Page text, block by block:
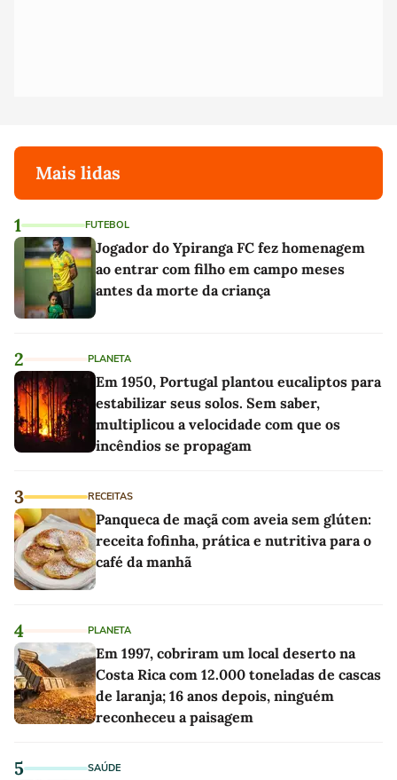
Mais lidas
1 FUTEBOL
Jogador do Ypiranga FC fez homenagem
ao entrar com filho em campo meses
antes da morte da criança
2 PLANETA
Em 1950, Portugal plantou eucaliptos para
estabilizar seus solos. Sem saber,
multiplicou a velocidade com que os
incêndios se propagam
3 RECEITAS
Panqueca de maçã com aveia sem glúten:
receita fofinha, prática e nutritiva para o
café da manhã
4 PLANETA
Em 1997, cobriram um local deserto na
Costa Rica com 12.000 toneladas de cascas
de laranja; 16 anos depois, ninguém
reconheceu a paisagem
5 SAÚDE